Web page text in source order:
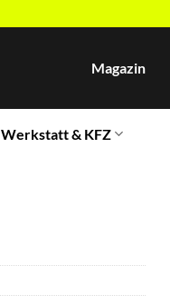
Magazin
Werkstatt & KFZ